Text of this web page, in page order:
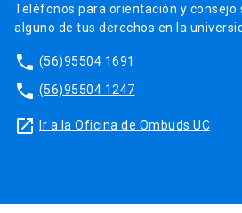
Teléfonos para orientación y consejo
alguno de tus derechos en la
phone (56)95504 1691
phone (56)95504 1247
launch Ir a la Oficina de Ombuds UC